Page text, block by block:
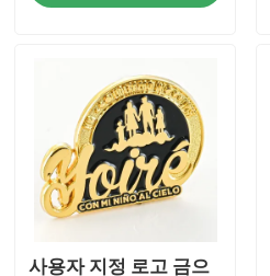
뉴스
견적 요청
금속 라펠 핀
사용자 지정 로고 금으